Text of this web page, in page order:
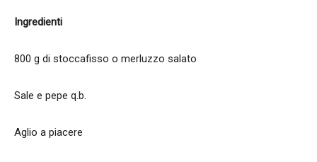
Ingredienti
800 g di stoccafisso o merluzzo salato
Sale e pepe q.b.
Aglio a piacere